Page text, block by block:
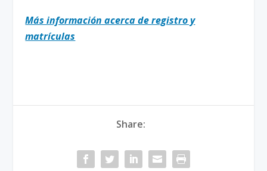
Más información acerca de registro y
matrículas
Share: